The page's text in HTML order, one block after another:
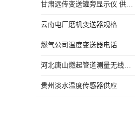
甘肃远传变送罐旁显示仪 供应及时
云南电厂磨机变送器规格
燃气公司温度变送器电话
河北唐山燃起管道测量无线压力变送器型号 性能稳定
贵州淡水温度传感器供应